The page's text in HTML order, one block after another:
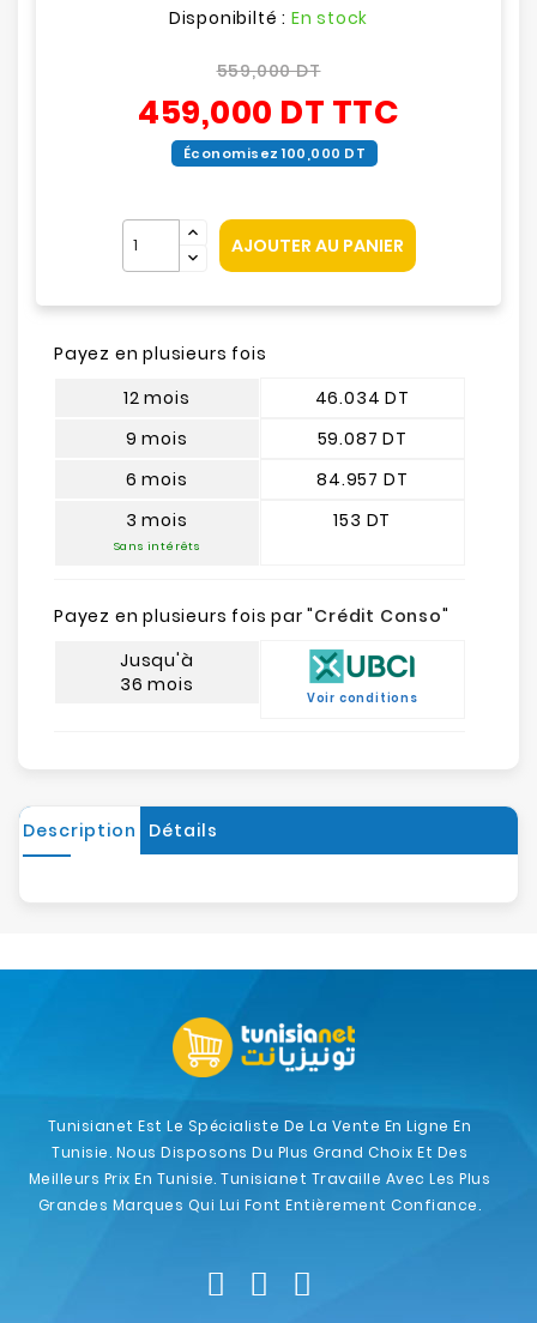
Disponibilté : En stock
559,000 DT
459,000 DT TTC
Économisez 100,000 DT
AJOUTER AU PANIER
Payez en plusieurs fois
12 mois
9 mois
6 mois
3 mois
Sans intérêts
46.034 DT
59.087 DT
84.957 DT
153 DT
Payez en plusieurs fois par "Crédit Conso"
Jusqu'à
36 mois
Voir conditions
Description Détails
Tunisianet Est Le Spécialiste De La Vente En Ligne En
Tunisie. Nous Disposons Du Plus Grand Choix Et Des
Meilleurs Prix En Tunisie. Tunisianet Travaille Avec Les Plus
Grandes Marques Qui Lui Font Entièrement Confiance.